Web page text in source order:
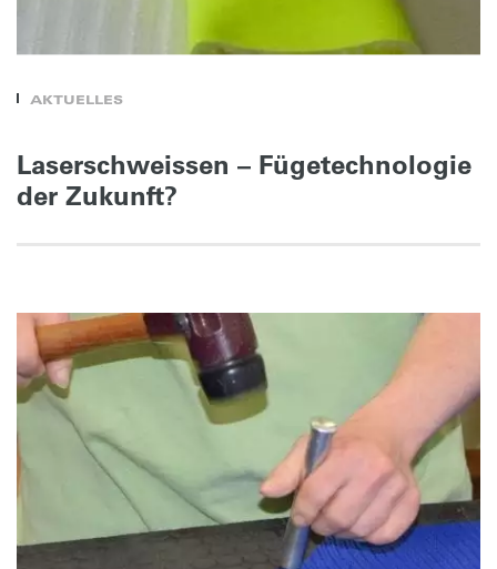
AKTUELLES
Laserschweissen – Fügetechnologie
der Zukunft?